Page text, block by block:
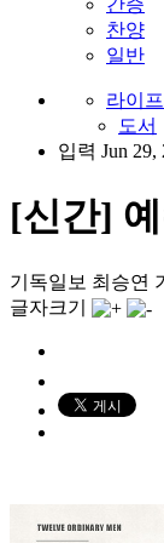
간증
찬양
일반
라이
도서
입력 Jun 29,
[신간]
기독일보 최승연
글자크기